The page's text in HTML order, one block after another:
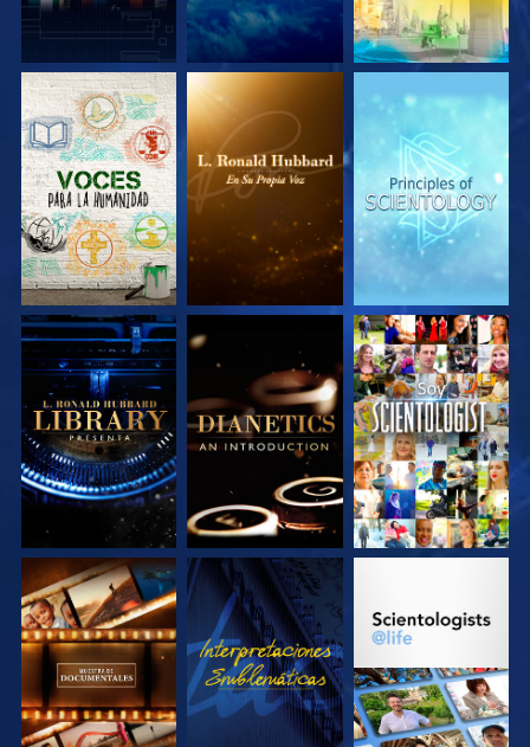
EXPLORA LAS
SERIES
EXPLORA LAS
SERIES
EXPLORA LAS
SERIES
EXPLORA LAS
SERIES
EXPLORA LAS
SERIES
VE
EXPLORA LAS
SERIES
VE
EXPLORA LAS